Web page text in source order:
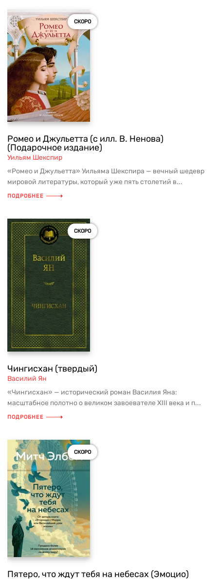
СКОРО
Ромео и Джульетта (с илл. В. Ненова)
(Подарочное издание)
Уильям Шекспир
«Ромео и Джульетта» Уильяма Шекспира — вечный шедевр
мировой литературы, который уже пять столетий в...
ПОДРОБНЕЕ
СКОРО
Чингисхан (твердый)
Василий Ян
«Чингисхан» — исторический роман Василия Яна:
масштабное полотно о великом завоевателе XIII века и п...
ПОДРОБНЕЕ
СКОРО
Пятеро, что ждут тебя на небесах (Эмоцио)